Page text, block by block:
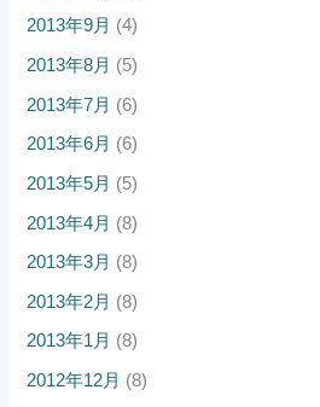
2013年9月 (4)
2013年8月 (5)
2013年7月 (6)
2013年6月 (6)
2013年5月 (5)
2013年4月 (8)
2013年3月 (8)
2013年2月 (8)
2013年1月 (8)
2012年12月 (8)